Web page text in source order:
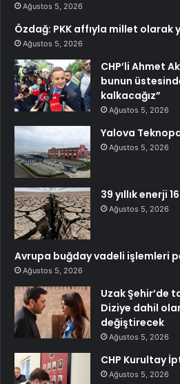
Ağustos 5, 2026
Özdağ: PKK affıyla millet olarak
Ağustos 5, 2026
CHP’li Ahmet
bunun
kalkacağız”
Ağustos 5, 2026
Yalova
Ağustos 5, 2026
39 yıllık enerji
Ağustos 5, 2026
Avrupa buğday vadeli işlemleri
Ağustos 5, 2026
Uzak Şehir’de
Diziye dahil
değiştirecek
Ağustos 5, 2026
CHP Kurultay
Ağustos 5, 2026